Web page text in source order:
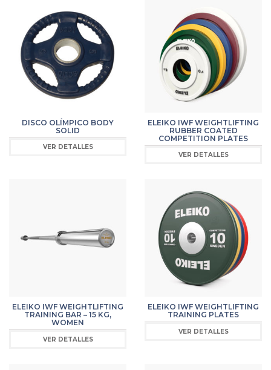
DISCO OLÍMPICO BODY
SOLID
VER DETALLES
ELEIKO IWF WEIGHTLIFTING
RUBBER COATED
COMPETITION PLATES
VER DETALLES
ELEIKO IWF WEIGHTLIFTING
TRAINING BAR – 15 KG,
WOMEN
VER DETALLES
ELEIKO IWF WEIGHTLIFTING
TRAINING PLATES
VER DETALLES